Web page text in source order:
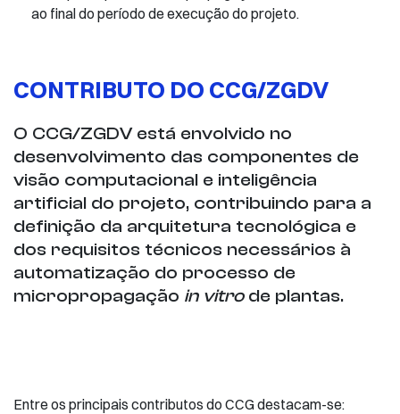
ao final do período de execução do projeto.
CONTRIBUTO DO CCG/ZGDV
O CCG/ZGDV está envolvido no
desenvolvimento das componentes de
visão computacional e inteligência
artificial do projeto, contribuindo para a
definição da arquitetura tecnológica e
dos requisitos técnicos necessários à
automatização do processo de
micropropagação in vitrode plantas.
Entre os principais contributos do CCG destacam-se: